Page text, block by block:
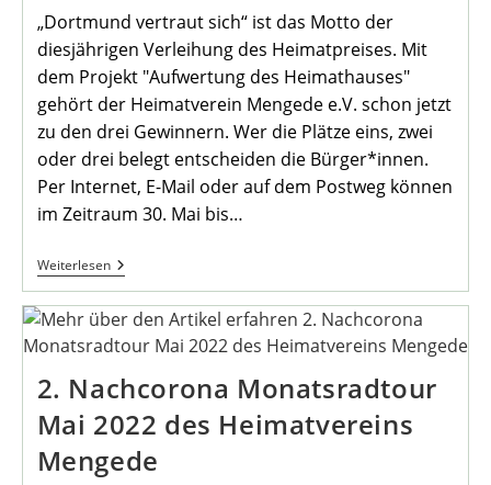
„Dortmund vertraut sich“ ist das Motto der
diesjährigen Verleihung des Heimatpreises. Mit
dem Projekt "Aufwertung des Heimathauses"
gehört der Heimatverein Mengede e.V. schon jetzt
zu den drei Gewinnern. Wer die Plätze eins, zwei
oder drei belegt entscheiden die Bürger*innen.
Per Internet, E-Mail oder auf dem Postweg können
im Zeitraum 30. Mai bis…
WeiterlesenHeimatpreis
2022
–
Bürger
Bestimmen
Den
2. Nachcorona Monatsradtour
Mai 2022 des Heimatvereins
Mengede